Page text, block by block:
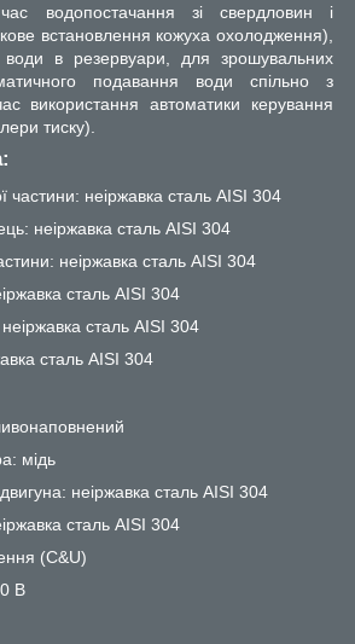
водопостачання зі свердловин і
встановлення кожуха охолодження),
води в резервуари, для зрошувальних
подавання води спільно з
використання автоматики керування
тиску).
частини: неіржавка сталь AISI 304
неіржавка сталь AISI 304
неіржавка сталь AISI 304
сталь AISI 304
сталь AISI 304
сталь AISI 304
мідь
неіржавка сталь AISI 304
сталь AISI 304
(C&U)
В